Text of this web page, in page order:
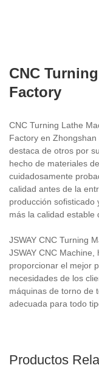
CNC
Factory
CNC Turning Lathe
Factory en
destaca de otros por
hecho de materiales
cuidadosamente
calidad antes de la
producción sofisticado
más la calidad estable
JSWAY CNC Turning
JSWAY CNC
proporcionar el mejor
necesidades de los
máquinas de torno de
adecuada para todo
Productos